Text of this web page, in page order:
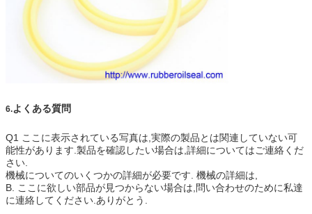
6.よくある質問
Q1 ここに表示されている写真は,実際の製品とは関連していない可
能性があります.製品を確認したい場合は,詳細についてはご連絡くだ
さい.
機械についてのいくつかの詳細が必要です. 機械の詳細は,
B. ここに欲しい部品が見つからない場合は,問い合わせのために私達
に連絡してください.ありがとう.